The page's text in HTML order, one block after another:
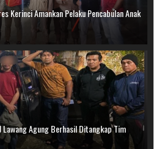
Kerinci Amankan Pelaku Pencabulan Anak
Agung Berhasil Ditangkap Tim